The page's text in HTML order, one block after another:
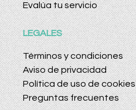
Evalúa tu servicio
LEGALES
Términos y condiciones
Aviso de privacidad
Política de uso de cookies
Preguntas frecuentes